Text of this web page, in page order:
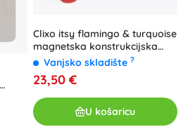
Clixo itsy flamingo & turquoise
magnetska konstrukcijska
igračka 18 komada
Vanjsko skladište ?
23,50 €
U košaricu